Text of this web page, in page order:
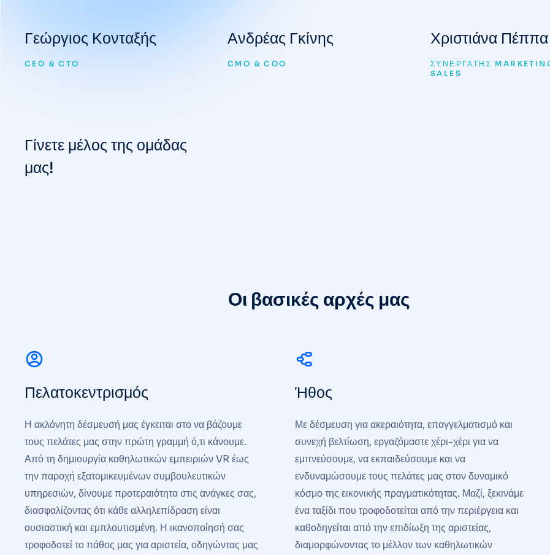
Γεώργιος Κονταξής
CEO & CTO
Ανδρέας Γκίνης
CMO & COO
Χριστιάνα Πέππα
ΣΥΝΕΡΓΆΤΗΣ
SALES
Γίνετε μέλος της ομάδας
μας!
Οι βασικές αρχές μας
Πελατοκεντρισμός
Η ακλόνητη δέσμευσή μας έγκειται στο να βάζουμε
τους πελάτες μας στην πρώτη γραμμή ό,τι κάνουμε.
Από τη δημιουργία καθηλωτικών εμπειριών VR έως
την παροχή εξατομικευμένων συμβουλευτικών
υπηρεσιών, δίνουμε προτεραιότητα στις ανάγκες σας,
διασφαλίζοντας ότι κάθε αλληλεπίδραση είναι
ουσιαστική και εμπλουτισμένη. Η ικανοποίησή σας
τροφοδοτεί το πάθος μας για αριστεία, οδηγώντας μας
Ήθος
Με δέσμευση για ακεραιότητα, επαγγελματισμό και
συνεχή βελτίωση, εργαζόμαστε χέρι-χέρι για να
εμπνεύσουμε, να εκπαιδεύσουμε και να
ενδυναμώσουμε τους πελάτες μας στον δυναμικό
κόσμο της εικονικής πραγματικότητας. Μαζί, ξεκινάμε
ένα ταξίδι που τροφοδοτείται από την περιέργεια και
καθοδηγείται από την επιδίωξη της αριστείας,
διαμορφώνοντας το μέλλον των καθηλωτικών